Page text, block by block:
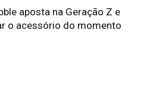
aposta na Geração Z e
o acessório do momento